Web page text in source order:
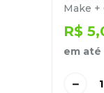
Make +
R$ 5,
em até
－